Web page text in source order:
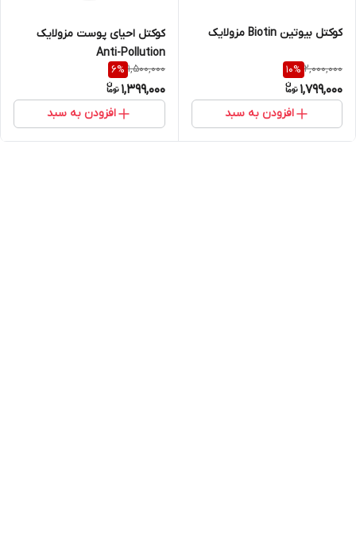
کوکتل بیوتین Biotin مزولایک
2,000,000
10%
1,799,000
افزودن به سبد
کوکتل احیای پوست مزولایک
Anti-Pollution
1,500,000
6%
1,399,000
افزودن به سبد